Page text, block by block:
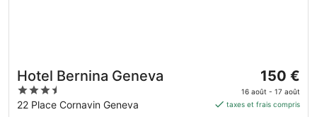
Hotel Bernina Geneva
3.5
out
22 Place Cornavin Geneva
Le
prix
est
150 €
16 août - 17 août
taxes et frais compris